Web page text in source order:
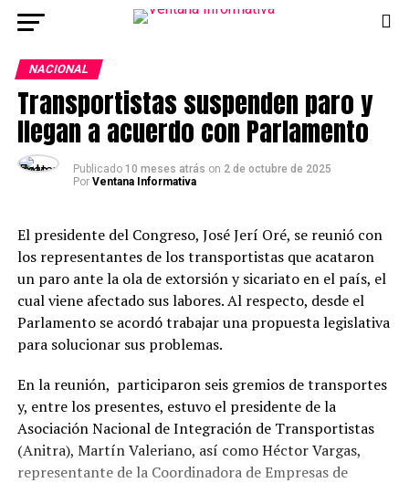
NACIONAL
Transportistas suspenden paro y
llegan a acuerdo con Parlamento
Publicado 10 meses atrás on 2 de octubre de 2025
Por Ventana Informativa
El presidente del Congreso, José Jerí Oré, se reunió con
los representantes de los transportistas que acataron
un paro ante la ola de extorsión y sicariato en el país, el
cual viene afectado sus labores. Al respecto, desde el
Parlamento se acordó trabajar una propuesta legislativa
para solucionar sus problemas.
En la reunión, participaron seis gremios de transportes
y, entre los presentes, estuvo el presidente de la
Asociación Nacional de Integración de Transportistas
(Anitra), Martín Valeriano, así como Héctor Vargas,
representante de la Coordinadora de Empresas de